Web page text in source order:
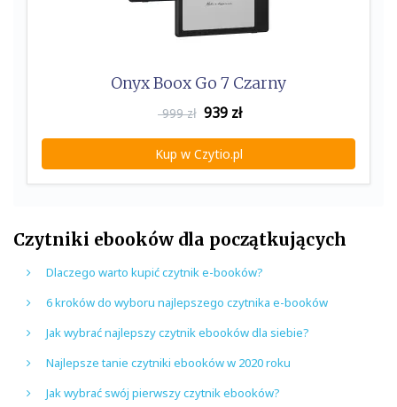
Onyx Boox Go 7 Czarny
999 zł 939 zł
Kup w Czytio.pl
Czytniki ebooków dla początkujących
Dlaczego warto kupić czytnik e-booków?
6 kroków do wyboru najlepszego czytnika e-booków
Jak wybrać najlepszy czytnik ebooków dla siebie?
Najlepsze tanie czytniki ebooków w 2020 roku
Jak wybrać swój pierwszy czytnik ebooków?